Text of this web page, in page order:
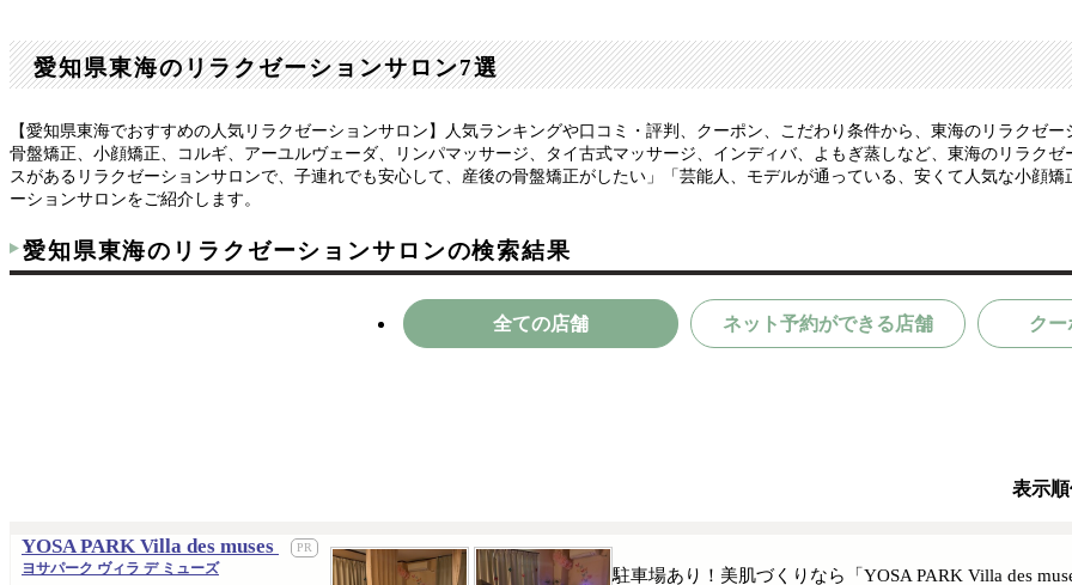
愛知県東海のリラクゼーションサロン7選
【愛知県東海でおすすめの人気リラクゼーションサロン】人気ランキングや口コミ・評判、クーポン、こだわり条件から、東海のリラクゼ
骨盤矯正、小顔矯正、コルギ、アーユルヴェーダ、リンパマッサージ、タイ古式マッサージ、インディバ、よもぎ蒸しなど、東海のリラク
スがあるリラクゼーションサロンで、子連れでも安心して、産後の骨盤矯正がしたい」「芸能人、モデルが通っている、安くて人気な小顔
ーションサロンをご紹介します。
愛知県東海のリラクゼーションサロンの検索結果
全ての店舗 ネット予約ができる店舗 クー
表示
YOSA PARK Villa des muses
ヨサパーク ヴィラ デ ミューズ
駐車場あり！美肌づくりなら「YOSA PARK Villa des